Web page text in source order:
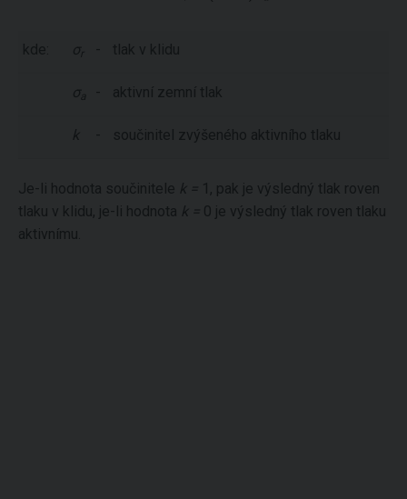
kde: σr - tlak v klidu
σ a - aktivní zemní tlak
k - součinitel zvýšeného aktivního tlaku
Je-li hodnota součinitele k =
1, pak je výsledný tlak roven
tlaku v klidu, je-li hodnota k = 0 je výsledný tlak roven tlaku
aktivnímu.